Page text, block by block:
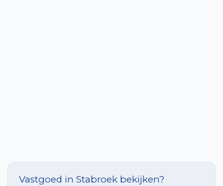
Vastgoed in Stabroekbekijken?